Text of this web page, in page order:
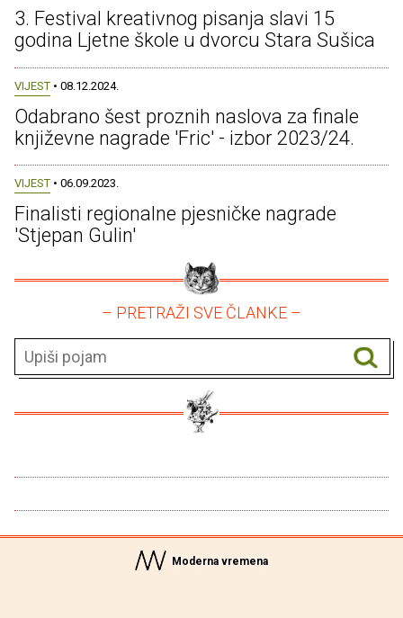
3. Festival kreativnog pisanja slavi 15
godina Ljetne škole u dvorcu Stara Sušica
VIJEST • 08.12.2024.
Odabrano šest proznih naslova za finale
književne nagrade 'Fric' - izbor 2023/24.
VIJEST • 06.09.2023.
Finalisti regionalne pjesničke nagrade
'Stjepan Gulin'
– PRETRAŽI SVE ČLANKE –
Moderna vremena